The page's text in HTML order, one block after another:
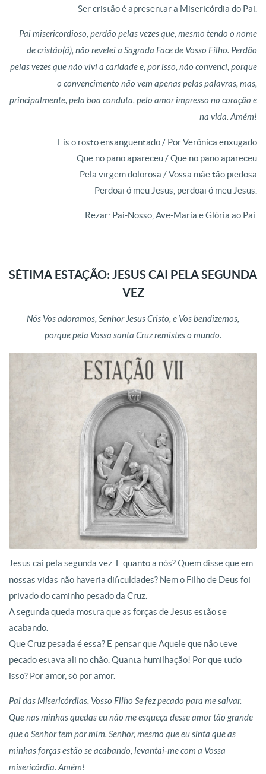
Ser cristão é apresentar a Misericórdia do Pai.
Pai misericordioso, perdão pelas vezes que, mesmo tendo o nome
de cristão(ã), não revelei a Sagrada Face de Vosso Filho. Perdão
pelas vezes que não vivi a caridade e, por isso, não convenci, porque
o convencimento não vem apenas pelas palavras, mas,
principalmente, pela boa conduta, pelo amor impresso no coração e
na vida. Amém!
Eis o rosto ensanguentado / Por Verônica enxugado
Que no pano apareceu / Que no pano apareceu
Pela virgem dolorosa / Vossa mãe tão piedosa
Perdoai ó meu Jesus, perdoai ó meu Jesus.
Rezar: Pai-Nosso, Ave-Maria e Glória ao Pai.
SÉTIMA ESTAÇÃO: JESUS CAI PELA SEGUNDA
VEZ
Nós Vos adoramos, Senhor Jesus Cristo, e Vos bendizemos,
porque pela Vossa santa Cruz remistes o mundo.
Jesus cai pela segunda vez. E quanto a nós? Quem disse que em
nossas vidas não haveria dificuldades? Nem o Filho de Deus foi
privado do caminho pesado da Cruz.
A segunda queda mostra que as forças de Jesus estão se
acabando.
Que Cruz pesada é essa? E pensar que Aquele que não teve
pecado estava ali no chão. Quanta humilhação! Por que tudo
isso? Por amor, só por amor.
Pai das Misericórdias, Vosso Filho Se fez pecado para me salvar.
Que nas minhas quedas eu não me esqueça desse amor tão grande
que o Senhor tem por mim. Senhor, mesmo que eu sinta que as
minhas forças estão se acabando, levantai-me com a Vossa
misericórdia. Amém!